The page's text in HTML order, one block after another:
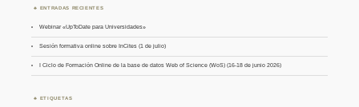
ENTRADAS RECIENTES
Webinar «UpToDate para Universidades»
Sesión formativa online sobre InCites (1 de julio)
I Ciclo de Formación Online de la base de datos Web of Science (WoS) (16-18 de junio 2026)
ETIQUETAS